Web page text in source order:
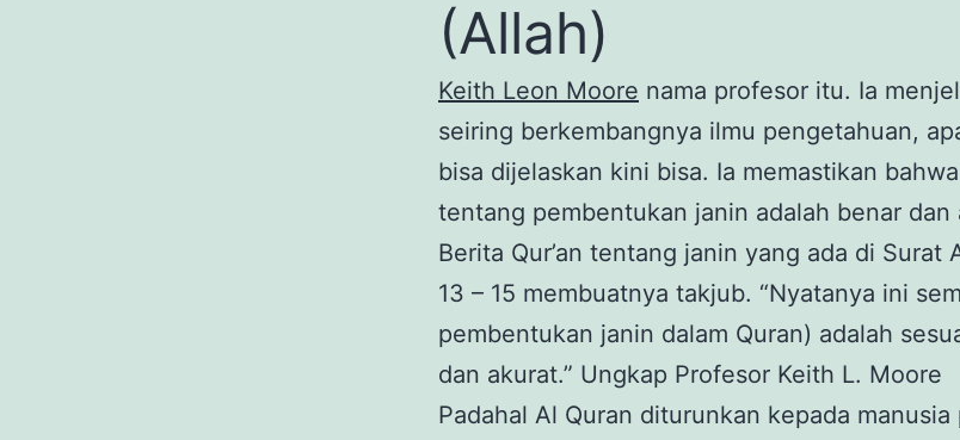
(Allah)
Keith Leon Moore nama profesor itu. Ia
seiring berkembangnya ilmu pengetahuan,
bisa dijelaskan kini bisa. Ia memastikan bahwa
tentang pembentukan janin adalah benar dan
Berita Qur’an tentang janin yang ada di Surat
13 – 15 membuatnya takjub. “Nyatanya ini
pembentukan janin dalam Quran) adalah
dan akurat.” Ungkap Profesor Keith L. Moore
Padahal Al Quran diturunkan kepada